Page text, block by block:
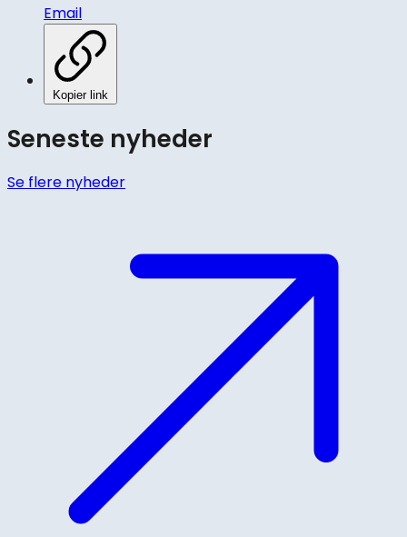
Email
Kopier link
Seneste nyheder
Se flere nyheder